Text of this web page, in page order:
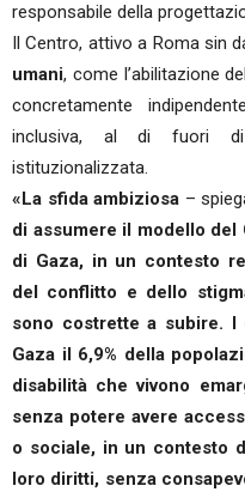
responsabile della
Il Centro, attivo a Roma sin
umani, come l’abilitazione
concretamente
inclusiva, al di fuori
istituzionalizzata.
«La sfida ambiziosa –
di assumere il modello
di Gaza, in un contesto
del conflitto e dello
sono costrette a subire. I
Gaza il 6,9% della
disabilità che vivono
senza potere avere
o sociale, in un contesto
loro diritti, senza